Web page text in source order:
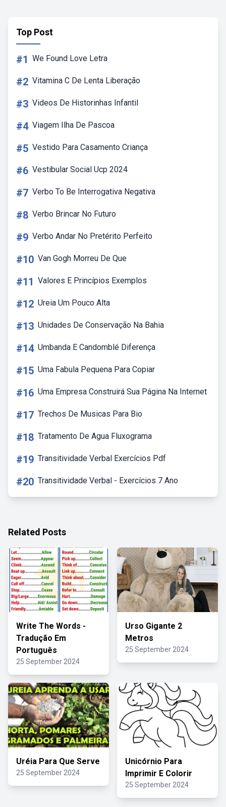
Top Post
#1 We Found Love Letra
#2 Vitamina C De Lenta Liberação
#3 Videos De Historinhas Infantil
#4 Viagem Ilha De Pascoa
#5 Vestido Para Casamento Criança
#6 Vestibular Social Ucp 2024
#7 Verbo To Be Interrogativa Negativa
#8 Verbo Brincar No Futuro
#9 Verbo Andar No Pretérito Perfeito
#10 Van Gogh Morreu De Que
#11 Valores E Princípios Exemplos
#12 Ureia Um Pouco Alta
#13 Unidades De Conservação Na Bahia
#14 Umbanda E Candomblé Diferença
#15 Uma Fabula Pequena Para Copiar
#16 Uma Empresa Construirá Sua Página Na Internet
#17 Trechos De Musicas Para Bio
#18 Tratamento De Agua Fluxograma
#19 Transitividade Verbal Exercícios Pdf
#20 Transitividade Verbal - Exercícios 7 Ano
Related Posts
Write The Words -
Tradução Em
Português
25 September 2024
Urso Gigante 2
Metros
25 September 2024
Uréia Para Que Serve
25 September 2024
Unicórnio Para
Imprimir E Colorir
25 September 2024